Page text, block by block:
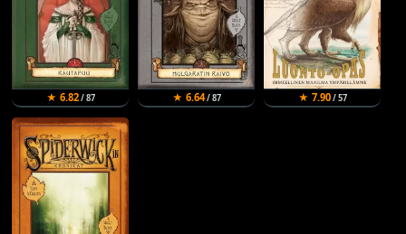
★ 6.82/ 87 ★ 6.64/ 87 ★ 7.90/ 57